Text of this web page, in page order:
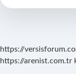
Ne
https://
https://arenist.com.tr